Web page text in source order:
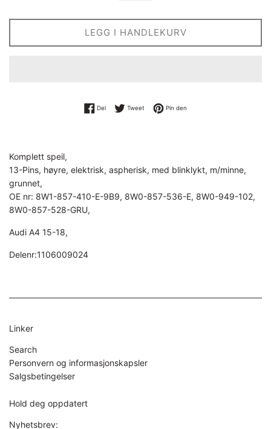
LEGG I HANDLEKURV
DelDel på Facebook
Tweet Tweet på Twitter
Pin den
Komplett speil,
13-Pins, høyre, elektrisk, aspherisk, med blinklykt, m/minne,
grunnet,
OE nr: 8W1-857-410-E-9B9, 8W0-857-536-E, 8W0-949-102,
8W0-857-528-GRU,
Audi A4 15-18,
Delenr:1106009024
Linker
Search
Personvern og informasjonskapsler
Salgsbetingelser
Hold deg oppdatert
Nyhetsbrev: